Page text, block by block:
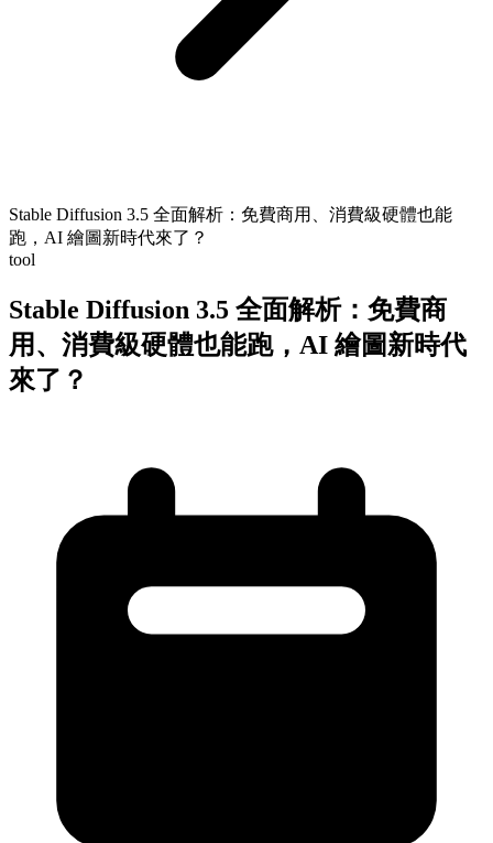
Stable Diffusion 3.5 全面解析：免費商用、消費級硬體也能
跑，AI 繪圖新時代來了？
tool
Stable Diffusion 3.5 全面解析：免費商
用、消費級硬體也能跑，AI 繪圖新時代
來了？